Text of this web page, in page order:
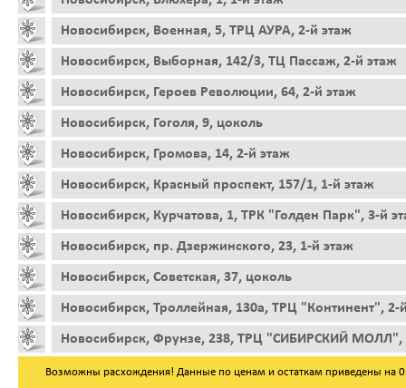
Новосибирск, Военная, 5, ТРЦ АУРА, 2-й этаж
Новосибирск, Выборная, 142/3, ТЦ Пассаж, 2-й этаж
Новосибирск, Героев Революции, 64, 2-й этаж
Новосибирск, Гоголя, 9, цоколь
Новосибирск, Громова, 14, 2-й этаж
Новосибирск, Красный проспект, 157/1, 1-й этаж
Новосибирск, Курчатова, 1, ТРК "Голден Парк", 3-й
Новосибирск, пр. Дзержинского, 23, 1-й этаж
Новосибирск, Советская, 37, цоколь
Новосибирск, Троллейная, 130а, ТРЦ "Континент", 2-
Новосибирск, Фрунзе, 238, ТРЦ "СИБИРСКИЙ МОЛЛ",
Возможны расхождения! Данные по ценам и остаткам приведены на